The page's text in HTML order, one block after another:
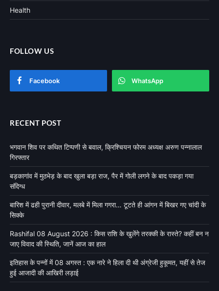
Health
FOLLOW US
Facebook WhatsApp
RECENT POST
भगवान शिव पर कथित टिप्पणी से बवाल, क्रिश्चियन फोरम अध्यक्ष अरुण पन्नालाल
गिरफ्तार
बड़कागांव में मुठभेड़ के बाद खुला बड़ा राज, पैर में गोली लगने के बाद पकड़ा गया
संदिग्ध
बारिश में ढही पुरानी दीवार, मलबे में मिला गगरा… टूटते ही आंगन में बिखर गए चांदी के
सिक्के
Rashifal 08 August 2026 : किस राशि के खुलेंगे तरक्की के रास्ते? कहीं बन न
जाए विवाद की स्थिति, जानें आज का हाल
इतिहास के पन्नों में 08 अगस्त : एक नारे ने हिला दी थी अंग्रेजी हुकूमत, यहीं से तेज
हुई आजादी की आखिरी लड़ाई